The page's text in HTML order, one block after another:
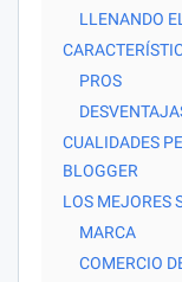
LLENANDO
PROS
CUALIDADES
BLOGGER
LOS MEJORES
MARCA
COMERCIO